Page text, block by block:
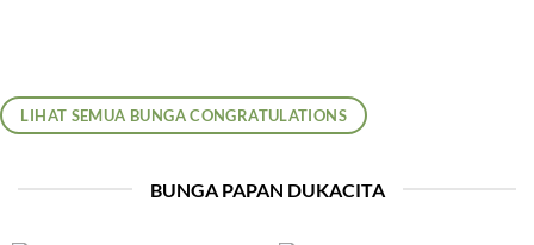
LIHAT SEMUA BUNGA CONGRATULATIONS
BUNGA PAPAN DUKACITA